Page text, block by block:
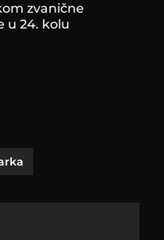
zvanične
u 24. kolu